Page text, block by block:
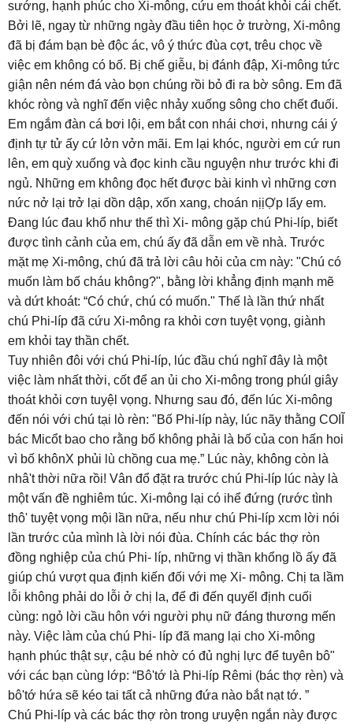
sướng, hạnh phúc cho Xi-mông, cứu em thoát khỏi cái chết.
Bởi lẽ, ngay từ những ngày đầu tiên học ở trường, Xi-mông
đã bị đám bạn bè độc ác, vô ý thức đùa cợt, trêu chọc về
việc em không có bố. Bị chế giễu, bị đánh đập, Xi-mông tức
giận nên ném đá vào bọn chúng rồi bỏ đi ra bờ sông. Em đã
khóc ròng và nghĩ đến việc nhảy xuống sông cho chết đuối.
Em ngắm đàn cá bơi lội, em bắt con nhái chơi, nhưng cái ý
định tự tử ấy cứ lởn vởn mãi. Em lại khóc, người em cứ run
lên, em quỳ xuống và đọc kinh cầu nguyện như trước khi đi
ngủ. Những em không đọc hết được bài kinh vì những cơn
nức nở lại trở lại dồn dập, xốn xang, choán nịịỢp lấy em.
Đang lúc đau khổ như thế thì Xi- mông gặp chú Phi-líp, biết
được tình cảnh của em, chú ấy đã dẫn em về nhà. Trước
mặt mẹ Xi-mông, chú đã trả lời câu hỏi của cm này: "Chú có
muốn làm bố cháu không?", bằng lời khẳng định mạnh mẽ
và dứt khoát: “Có chứ, chú có muốn." Thế là lần thứ nhất
chú Phi-líp đã cứu Xi-mông ra khỏi cơn tuyệt vọng, giành
em khỏi tay thần chết.
Tuy nhiên đôi với chú Phi-líp, lúc đầu chú nghĩ đây là một
việc làm nhất thời, cốt để an ủi cho Xi-mông trong phúl giây
thoát khỏi cơn tuyệl vọng. Nhưng sau đó, đến lúc Xi-mông
đến nói với chú tại lò rèn: "Bố Phi-líp này, lúc nãy thằng COIĨ
bác Micổt bao cho rằng bố không phải là bố của con hấn hoi
vì bố khônX phủi lù chồng cua mẹ.” Lúc này, không còn là
nhâ't thời nữa rồi! Vân đổ đặt ra trước chú Phi-líp lúc này là
một vấn đề nghiêm túc. Xi-mông lại có ihể đứng (rước tình
thô' tuyệt vọng mội lần nữa, nếu như chú Phi-líp xcm lời nói
lần trước của mình là lời nói đùa. Chính các bác thợ ròn
đồng nghiệp của chú Phi- líp, những vị thần khổng lồ ấy đã
giúp chú vượt qua định kiến đối với mẹ Xi- mông. Chị ta lầm
lỗi không phải do lỗi ở chị la, để đi đến quyếl định cuối
cùng: ngỏ lời cầu hôn với người phụ nữ đáng thương mến
này. Việc làm của chú Phi- líp đã mang lại cho Xi-mông
hạnh phúc thật sự, cậu bé nhờ có đủ nghị lực để tuyên bô"
với các bạn cùng lớp: “Bô'tớ là Phi-líp Rêmi (bác thợ rèn) và
bô'tớ hứa sẽ kéo tai tất cả những đứa nào bắt nạt tớ. ”
Chú Phi-líp và các bác thợ ròn trong ưuyện ngắn này được